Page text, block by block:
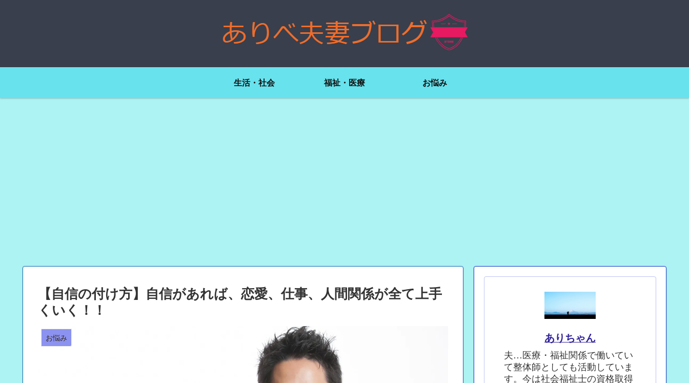
生活・社会 福祉・医療 お悩み
【自信の付け方】自信があれば、恋愛、仕事、人間関係が全て上手
くいく！！
お悩み ありちゃん
夫…医療・福祉関係で働いてい
て整体師としても活動していま
す。今は社会福祉士の資格取得